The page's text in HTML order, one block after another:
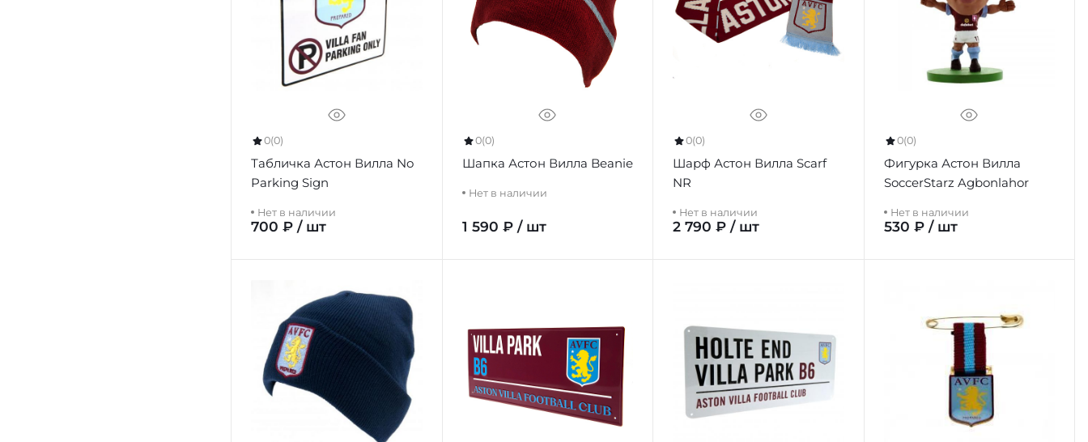
0(0)
Табличка Астон Вилла No
Parking Sign
Нет в наличии
700 ₽ / шт
0(0)
Шапка Астон Вилла Beanie
Нет в наличии
1 590 ₽ / шт
0(0)
Шарф Астон Вилла Scarf
NR
Нет в наличии
2 790 ₽ / шт
0(0)
Фигурка Астон Вилла
SoccerStarz Agbonlahor
Нет в наличии
530 ₽ / шт